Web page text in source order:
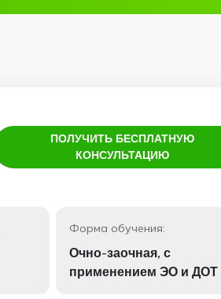
Форма обучения:
Очно-заочная, с
применением ЭО и ДОТ
ПОЛУЧИТЬ БЕСПЛАТНУЮ
КОНСУЛЬТАЦИЮ